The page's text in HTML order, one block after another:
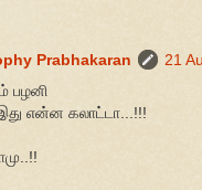
Prabhakaran
21
பழனி
என்ன கலாட்டா...!!!